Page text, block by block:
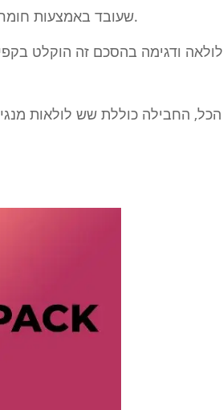
שעובד באמצעות חומרה אנלוגית.
ודגימה בהסכם זה הוקלט
החבילה כוללת שש לולאות